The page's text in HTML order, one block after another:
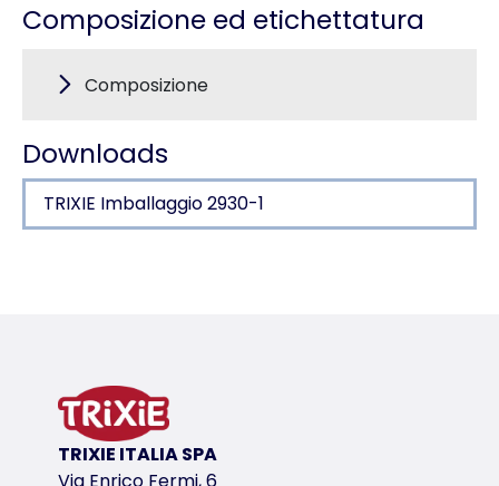
Composizione ed etichettatura
Composizione
Downloads
TRIXIE Imballaggio 2930-1
prodotto efficace contro polvere, sporco e acqua
anche per cani a pelo lungo
variante di prodotto
TRIXIE ITALIA SPA